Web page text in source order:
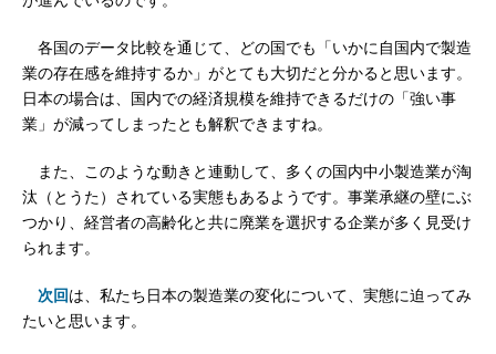
各国のデータ比較を通じて、どの国でも「いかに自国内で製造
業の存在感を維持するか」がとても大切だと分かると思います。
日本の場合は、国内での経済規模を維持できるだけの「強い事
業」が減ってしまったとも解釈できますね。
また、このような動きと連動して、多くの国内中小製造業が淘
汰（とうた）されている実態もあるようです。事業承継の壁にぶ
つかり、経営者の高齢化と共に廃業を選択する企業が多く見受け
られます。
次回は、私たち日本の製造業の変化について、実態に迫ってみ
たいと思います。